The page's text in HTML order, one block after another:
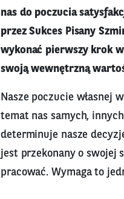
nas do poczucia
przez Sukces Pisany
wykonać pierwszy krok
swoją wewnętrzną
Nasze poczucie własnej
temat nas samych,
determinuje nasze
jest przekonany o swojej
pracować. Wymaga to